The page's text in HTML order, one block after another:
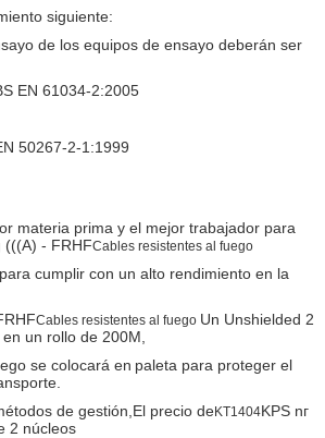
siguiente:
de los equipos de ensayo deberán ser
EN 61034-2:2005
50267-2-1:1999
materia prima y el mejor trabajador para
(((А) - FRHFCables resistentes al fuego
cumplir con un alto rendimiento en la
Cables resistentes al fuego Un Unshielded 2
un rollo de 200M,
se colocará en paleta para proteger el
de gestión, El precio deKT1404KPS nг
2 núcleos